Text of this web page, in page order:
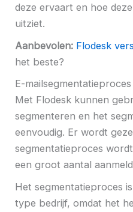
deze ervaart en hoe
uitziet.
Aanbevolen: Flodesk
het beste?
E-mailsegmentatieproces
Met Flodesk kunnen
segmenteren en het
eenvoudig. Er wordt
segmentatieproces
een groot aantal
Het segmentatieproces
type bedrijf, omdat het